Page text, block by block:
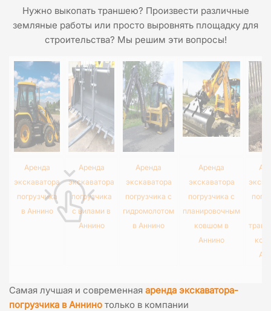
Нужно выкопать траншею? Произвести различные
земляные работы или просто выровнять площадку для
строительства? Мы решим эти вопросы!
Аренда
экскаватора
погрузчика
в Аннино
Аренда
экскаватора
погрузчика
с вилами в
Аннино
Аренда
экскаватора
погрузчика с
гидромолотом
в Аннино
Аренда
экскаватора
погрузчика с
планировочным
ковшом в
Аннино
Самая лучшая и современная аренда экскаватора-
погрузчика в Аннино только в компании